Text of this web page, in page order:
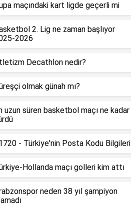
maçındaki kart ligde geçerli mi
2. Lig ne zaman başlıyor
2026
Decathlon nedir?
olmak günah mı?
uzun süren basketbol maçı ne kadar
- Türkiye'nin Posta Kodu Bilgileri
Hollanda maçı golleri kim attı
neden 38 yıl şampiyon